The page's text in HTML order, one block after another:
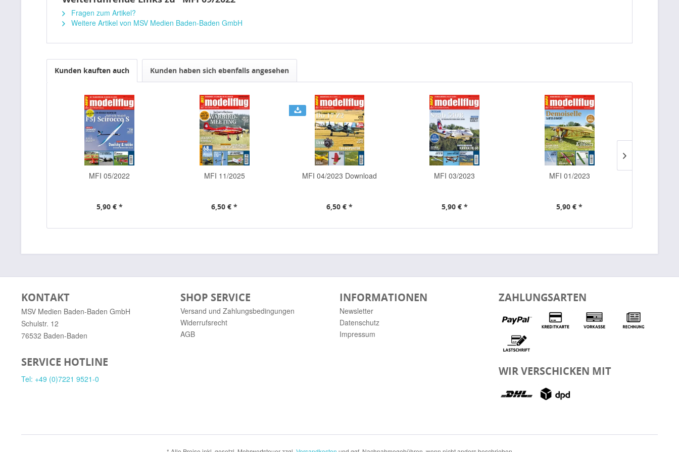
Fragen zum Artikel?
Weitere Artikel von MSV Medien Baden-Baden GmbH
Kunden kauften auch Kunden haben sich ebenfalls angesehen
MFI 05/2022
5,90 € *
MFI 11/2025
6,50 € *
MFI 04/2023 Download
6,50 € *
MFI 03/2023
5,90 € *
MFI 01/2023
5,90 € *
KONTAKT
MSV Medien Baden-Baden GmbH
Schulstr. 12
76532 Baden-Baden
SERVICE HOTLINE
Tel: +49 (0)7221 9521-0
SHOP SERVICE
Versand und Zahlungsbedingungen
Widerrufsrecht
AGB
INFORMATIONEN
Newsletter
Datenschutz
Impressum
ZAHLUNGSARTEN
WIR VERSCHICKEN MIT